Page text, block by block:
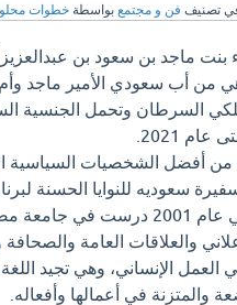
تصنيف فن و مجتمع بواسطة خطوات
بنت ماجد بن سعود بن
1972، وهي من أب سعودي الأمير
السرطان وتحمل الجنسية
من أفضل الشخصيات السياسية
سعوديه للنوايا الحسنة
الدول العربية، وفي عام
والعلاقات العامة
العمل الإنساني، وهي تجيد اللغة
والمتزنة في أعمالها وأفعاله.